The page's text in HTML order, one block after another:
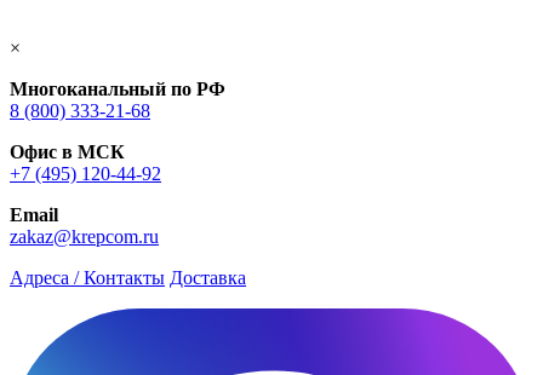
×
Многоканальный по РФ
8 (800) 333‑21-68
Офис в МСК
+7 (495) 120-44-92
Email
zakaz@krepcom.ru
Адреса / Контакты Доставка